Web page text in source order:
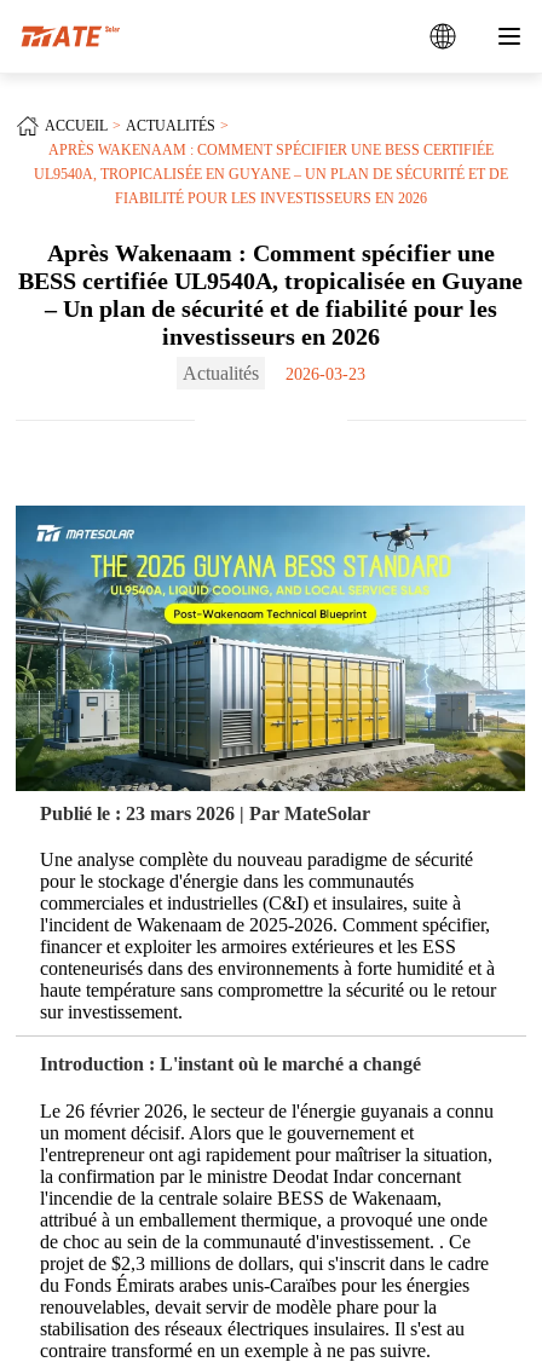
ACCUEIL
ACTUALITÉS
APRÈS WAKENAAM : COMMENT SPÉCIFIER UNE BESS CERTIFIÉE
UL9540A, TROPICALISÉE EN GUYANE – UN PLAN DE SÉCURITÉ ET DE
FIABILITÉ POUR LES INVESTISSEURS EN 2026
Après Wakenaam : Comment spécifier une
BESS certifiée UL9540A, tropicalisée en Guyane
– Un plan de sécurité et de fiabilité pour les
investisseurs en 2026
Actualités 2026-03-23
Publié le : 23 mars 2026 | Par MateSolar
Une analyse complète du nouveau paradigme de sécurité
pour le stockage d'énergie dans les communautés
commerciales et industrielles (C&I) et insulaires, suite à
l'incident de Wakenaam de 2025-2026. Comment spécifier,
financer et exploiter les armoires extérieures et les ESS
conteneurisés dans des environnements à forte humidité et à
haute température sans compromettre la sécurité ou le retour
sur investissement.
Introduction : L'instant où le marché a changé
Le 26 février 2026, le secteur de l'énergie guyanais a connu
un moment décisif. Alors que le gouvernement et
l'entrepreneur ont agi rapidement pour maîtriser la situation,
la confirmation par le ministre Deodat Indar concernant
l'incendie de la centrale solaire BESS de Wakenaam,
attribué à un emballement thermique, a provoqué une onde
de choc au sein de la communauté d'investissement. . Ce
projet de $2,3 millions de dollars, qui s'inscrit dans le cadre
du Fonds Émirats arabes unis-Caraïbes pour les énergies
renouvelables, devait servir de modèle phare pour la
stabilisation des réseaux électriques insulaires. Il s'est au
contraire transformé en un exemple à ne pas suivre.